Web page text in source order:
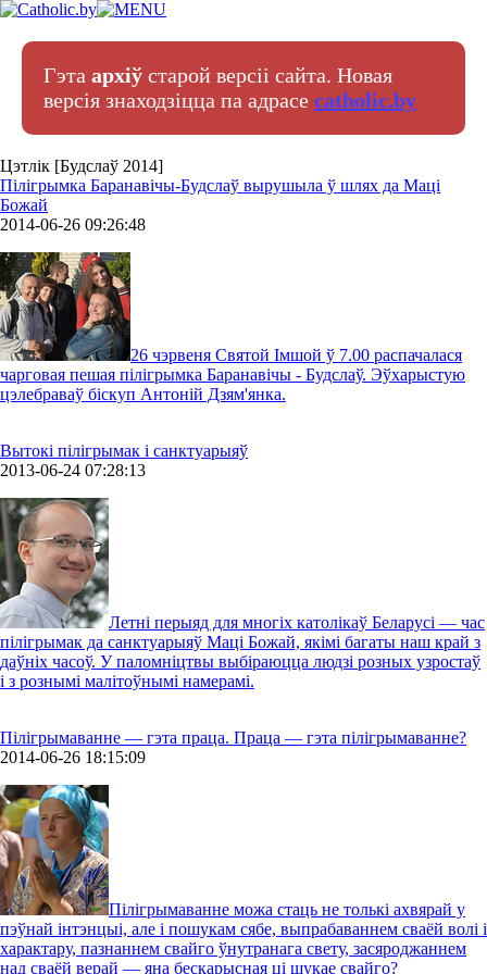
Гэта архіў старой версіі сайта. Новая
версія знаходзіцца па адрасе catholic.by
Цэтлік [Будслаў 2014]
Пілігрымка Баранавічы-Будслаў вырушыла ў шлях да Маці
Божай
2014-06-26 09:26:48
26 чэрвеня Святой Імшой ў 7.00 распачалася
чарговая пешая пілігрымка Баранавічы - Будслаў. Эўхарыстую
цэлебраваў біскуп Антоній Дзям'янка.
Вытокі пілігрымак і санктуарыяў
2013-06-24 07:28:13
Летні перыяд для многіх католікаў Беларусі — час
пілігрымак да санктуарыяў Маці Божай, якімі багаты наш край з
даўніх часоў. У паломніцтвы выбіраюцца людзі розных узростаў
і з рознымі малітоўнымі намерамі.
Пілігрымаванне — гэта праца. Праца — гэта пілігрымаванне?
2014-06-26 18:15:09
Пілігрымаванне можа стаць не толькі ахвярай у
пэўнай інтэнцыі, але і пошукам сябе, выпрабаваннем сваёй волі і
характару, пазнаннем свайго ўнутранага свету, засяроджаннем
над сваёй верай — яна бескарысная ці шукае свайго?